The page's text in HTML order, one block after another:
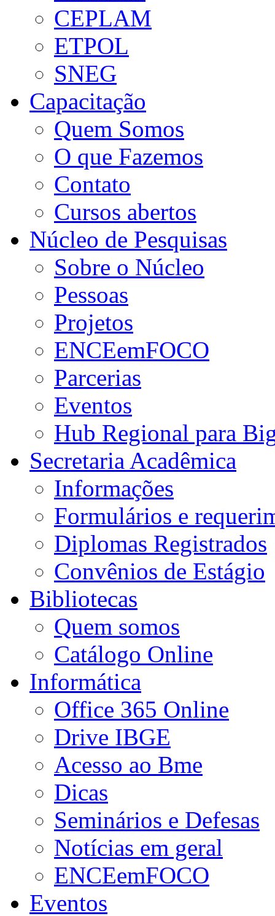
CEPLAM
ETPOL
SNEG
Capacitação
Quem Somos
O que Fazemos
Contato
Cursos abertos
Núcleo de Pesquisas
Sobre o Núcleo
Pessoas
Projetos
ENCEemFOCO
Parcerias
Eventos
Hub Regional para
Secretaria Acadêmica
Informações
Formulários e
Diplomas Registrados
Convênios de Estágio
Bibliotecas
Quem somos
Catálogo Online
Informática
Office 365 Online
Drive IBGE
Acesso ao Bme
Dicas
Seminários e Defesas
Notícias em geral
ENCEemFOCO
Eventos